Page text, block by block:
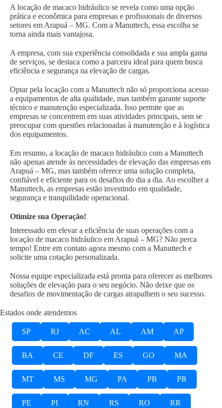
A locação de macaco hidráulico se revela como uma opção
prática e econômica para empresas e profissionais de diversos
setores em Arapuá – MG. Com a Manuttech, essa escolha se
torna ainda mais vantajosa.
A empresa, com sua experiência consolidada e sua ampla gama
de serviços, se destaca como a parceira ideal para quem busca
eficiência e segurança na elevação de cargas.
Optar pela locação com a Manuttech não só proporciona acesso
a equipamentos de alta qualidade, mas também garante suporte
técnico e manutenção especializada. Isso permite que as
empresas se concentrem em suas atividades principais, sem se
preocupar com questões relacionadas à manutenção e à logística
dos equipamentos.
Em resumo, a locação de macaco hidráulico com a Manuttech
não apenas atende às necessidades de elevação das empresas em
Arapuá – MG, mas também oferece uma solução completa,
confiável e eficiente para os desafios do dia a dia. Ao escolher a
Manuttech, as empresas estão investindo em qualidade,
segurança e tranquilidade operacional.
Otimize sua Operação!
Interessado em elevar a eficiência de suas operações com a
locação de macaco hidráulico em Arapuá – MG? Não perca
tempo! Entre em contato agora mesmo com a Manuttech e
solicite uma cotação personalizada.
Nossa equipe especializada está pronta para oferecer as melhores
soluções de elevação para o seu negócio. Não deixe que os
desafios de movimentação de cargas atrapalhem o seu sucesso.
Estados onde atendemos
SP RJ AC AL AM AP
BA CE DF ES GO MA
MT MS MG PA PB PR
PE PI RN RS RO RR